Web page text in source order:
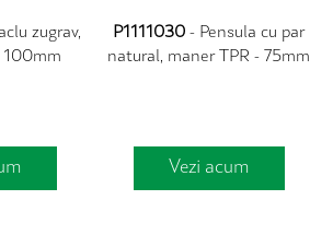
zugrav,
100mm
P1111030 - Pensula cu par
natural, maner TPR - 75mm
Vezi acum